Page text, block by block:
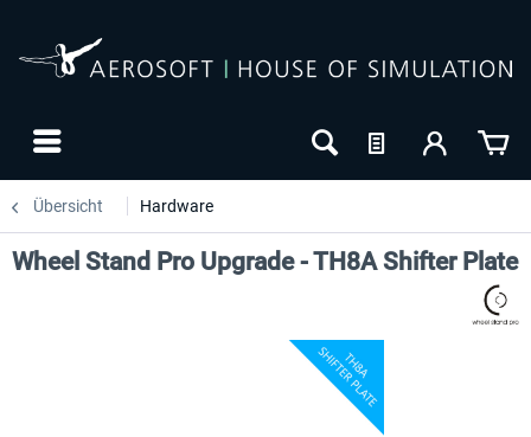
Übersicht Hardware
Wheel Stand Pro Upgrade - TH8A Shifter Plate